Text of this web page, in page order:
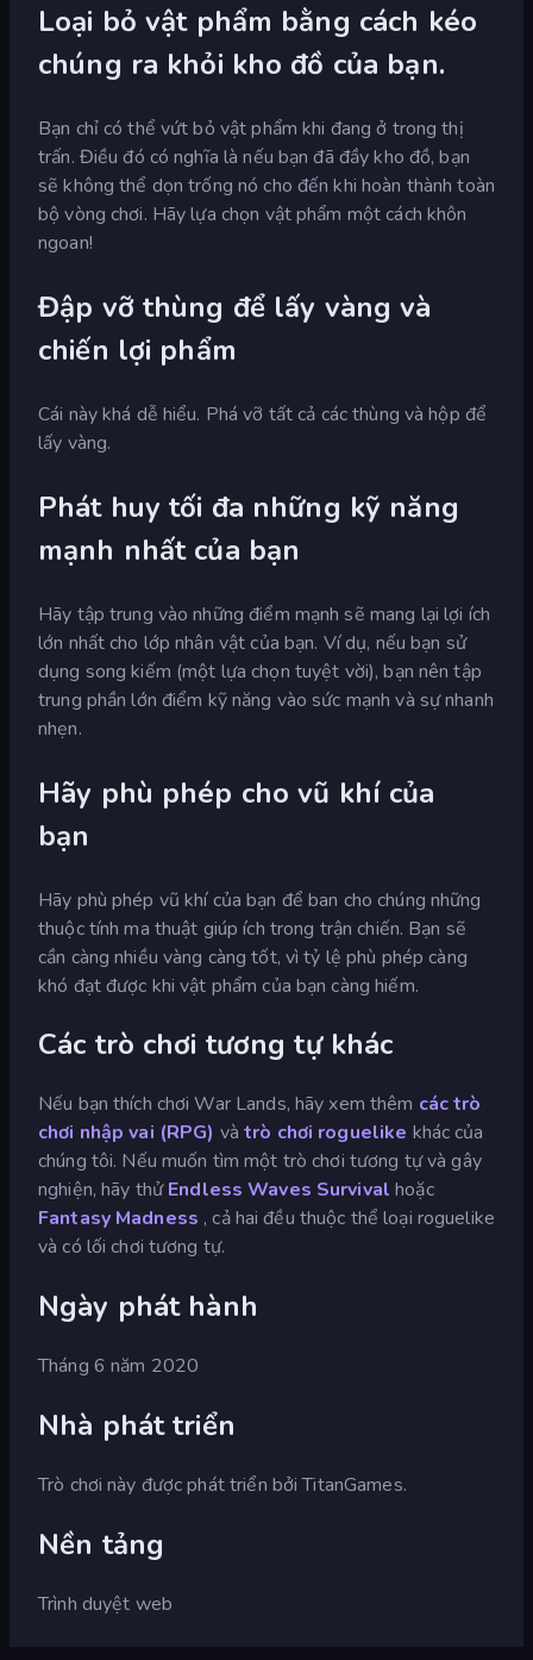
Loại bỏ vật phẩm bằng cách kéo
chúng ra khỏi kho đồ của bạn.
Bạn chỉ có thể vứt bỏ vật phẩm khi đang ở trong thị
trấn. Điều đó có nghĩa là nếu bạn đã đầy kho đồ, bạn
sẽ không thể dọn trống nó cho đến khi hoàn thành toàn
bộ vòng chơi. Hãy lựa chọn vật phẩm một cách khôn
ngoan!
Đập vỡ thùng để lấy vàng và
chiến lợi phẩm
Cái này khá dễ hiểu. Phá vỡ tất cả các thùng và hộp để
lấy vàng.
Phát huy tối đa những kỹ năng
mạnh nhất của bạn
Hãy tập trung vào những điểm mạnh sẽ mang lại lợi ích
lớn nhất cho lớp nhân vật của bạn. Ví dụ, nếu bạn sử
dụng song kiếm (một lựa chọn tuyệt vời), bạn nên tập
trung phần lớn điểm kỹ năng vào sức mạnh và sự nhanh
nhẹn.
Hãy phù phép cho vũ khí của
bạn
Hãy phù phép vũ khí của bạn để ban cho chúng những
thuộc tính ma thuật giúp ích trong trận chiến. Bạn sẽ
cần càng nhiều vàng càng tốt, vì tỷ lệ phù phép càng
khó đạt được khi vật phẩm của bạn càng hiếm.
Các trò chơi tương tự khác
Nếu bạn thích chơi War Lands, hãy xem thêm các trò
chơi nhập vai (RPG) vàtrò chơi roguelike khác của
chúng tôi. Nếu muốn tìm một trò chơi tương tự và gây
nghiện, hãy thửEndless Waves Survival hoặc
Fantasy Madness , cả hai đều thuộc thể loại roguelike
và có lối chơi tương tự.
Ngày phát hành
Tháng 6 năm 2020
Nhà phát triển
Trò chơi này được phát triển bởi TitanGames.
Nền tảng
Trình duyệt web